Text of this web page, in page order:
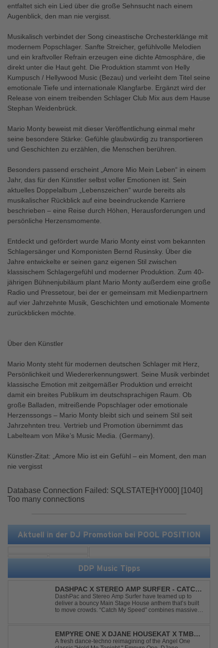
Aktuell in der DJ Promotion bei POOL POSITION
DDP Music Tipps
DASHPAC X STEREO AMP SURFER - CATCH
MY SPEED
DashPac and Stereo Amp Surfer have teamed up to
deliver a bouncy Main Stage House anthem that’s built
to move crowds. “Catch My Speed” combines massive
vibes and unstoppable momentum, th...
EMPYRE ONE X DJANE HOUSEKAT X TMBR -
HOLD ME TONIGHT
A fresh dance-techno reimagining of the Angel One
entfaltet sich ein Lied über die große Sehnsucht nach einem
Augenblick, den man nie vergisst.
Musikalisch verbindet der Song cineastische Orchesterklänge mit
modernem Popschlager. Sanfte Streicher, gefühlvolle Melodien
und ein kraftvoller Refrain erzeugen eine dichte Atmosphäre, die
direkt unter die Haut geht. Die Produktion stammt von Helly
Kumpusch / Hellywood Music (Bezau) und verleiht dem Titel seine
emotionale Tiefe und internationale Klangfarbe. Ergänzt wird der
Release von einem treibenden Schlager Club Mix aus dem Hause
Stephan Weidenbrück.
Mario Monty beweist mit dieser Veröffentlichung einmal mehr
seine besondere Stärke: Gefühle glaubwürdig zu transportieren
und Geschichten zu erzählen, die Menschen berühren.
Besonders passend erscheint „Amore Mio Mein Leben“ in einem
Jahr, das für den Künstler selbst voller Emotionen ist. Sein
aktuelles Doppelalbum „Lebenszeichen“ wurde bereits als
musikalischer Rückblick auf eine beeindruckende Karriere
beschrieben – eine Reise durch Höhen, Herausforderungen und
persönliche Herzensmomente.
Entdeckt und gefördert wurde Mario Monty einst vom bekannten
Schlagersänger und Komponisten Bernd Rusinsky. Über die
Jahre entwickelte er seinen ganz eigenen Stil zwischen
klassischem Schlagergefühl und moderner Produktion. Zum 40-
jährigen Bühnenjubiläum plant Mario Monty außerdem eine große
Radio und Pressetour, bei der er gemeinsam mit Medienpartnern
auf vier Jahrzehnte Musik, Geschichten und emotionale Momente
zurückblicken möchte.
Über den Künstler
Mario Monty steht für modernen deutschen Schlager mit Herz,
Persönlichkeit und Wiedererkennungswert. Seine Musik verbindet
klassische Emotion mit zeitgemäßer Produktion und erreicht
damit ein breites Publikum im deutschsprachigen Raum. Ob
große Balladen, mitreißende Popschlager oder emotionale
Herzenssongs – Mario Monty bleibt sich und seinem Stil seit
Jahrzehnten treu. Vertrieb und Promotion übernimmt das
Labelteam von Mike’s Music Media. (Germany).
Künstler-Zitat: „Amore Mio ist ein Gefühl – ein Moment, den man
nie vergisst
Database Connection Failed: SQLSTATE[HY000] [1040]
Too many connections